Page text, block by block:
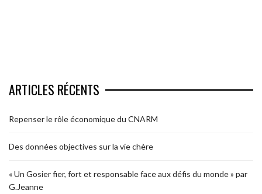
ARTICLES RÉCENTS
Repenser le rôle économique du CNARM
Des données objectives sur la vie chère
« Un Gosier fier, fort et responsable face aux défis du monde » par
G.Jeanne